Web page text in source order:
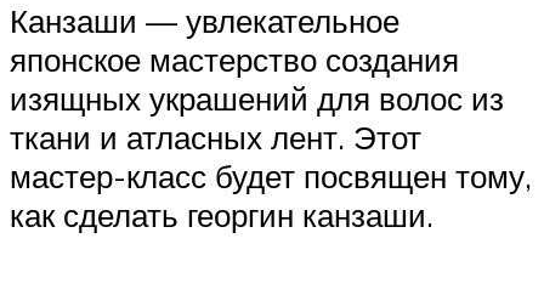
Канзаши — увлекательное
японское мастерство создания
изящных украшений для волос из
ткани и атласных лент. Этот
мастер-класс будет посвящен тому,
как сделать георгин канзаши.